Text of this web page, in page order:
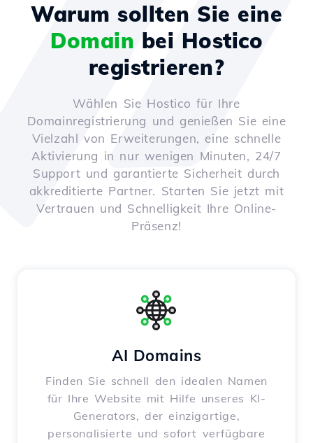
Warum sollten Sie eine
Domain bei Hostico
registrieren?
Wählen Sie Hostico für Ihre
Domainregistrierung und genießen Sie eine
Vielzahl von Erweiterungen, eine schnelle
Aktivierung in nur wenigen Minuten, 24/7
Support und garantierte Sicherheit durch
akkreditierte Partner. Starten Sie jetzt mit
Vertrauen und Schnelligkeit Ihre Online-
Präsenz!
AI Domains
Finden Sie schnell den idealen Namen
für Ihre Website mit Hilfe unseres KI-
Generators, der einzigartige,
personalisierte und sofort verfügbare